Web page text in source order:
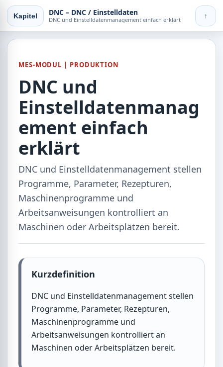
Kapitel DNC – DNC / Einstelldaten
DNC und Einstelldatenmanagement einfach erklärt ↑
MES-MODUL | PRODUKTION
DNC und
Einstelldatenmanag
ement einfach
erklärt
DNC und Einstelldatenmanagement stellen
Programme, Parameter, Rezepturen,
Maschinenprogramme und
Arbeitsanweisungen kontrolliert an
Maschinen oder Arbeitsplätzen bereit.
Kurzdefinition
DNC und Einstelldatenmanagement stellen
Programme, Parameter, Rezepturen,
Maschinenprogramme und
Arbeitsanweisungen kontrolliert an
Maschinen oder Arbeitsplätzen bereit.